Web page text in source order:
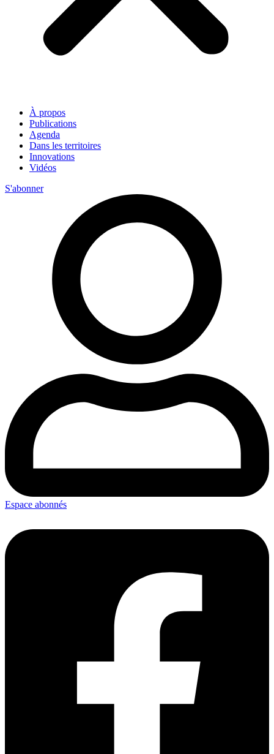
À propos
Publications
Agenda
Dans les territoires
Innovations
Vidéos
S'abonner
Espace abonnés